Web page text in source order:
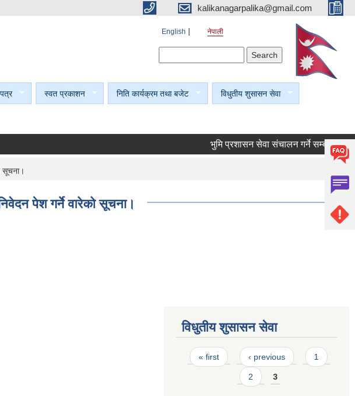
kalikanagarpalika@gmail.com
English नेपाली
स्वत प्रकाशन निति कार्यक्रम तथा बजेट विधुतीय शुसासन सेवा
भुमि प्रशासन सेवा संचालन गर्ने सम्बन्धी सूचना।
सूचना।
पेश गर्ने वारेको सूचना।
विधुतीय शुसासन सेवा
Pages
« first ‹ previous 1
2 3